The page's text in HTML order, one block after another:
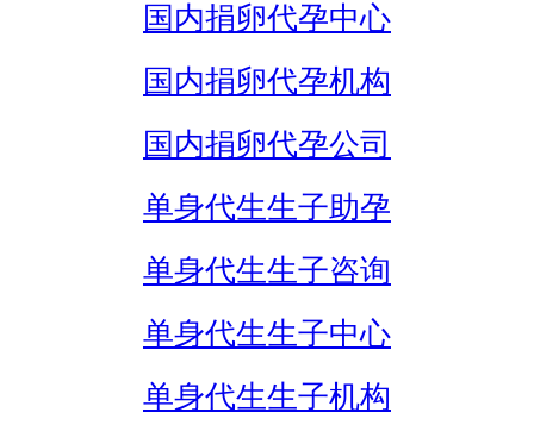
国内捐卵代孕中心
国内捐卵代孕机构
国内捐卵代孕公司
单身代生生子助孕
单身代生生子咨询
单身代生生子中心
单身代生生子机构